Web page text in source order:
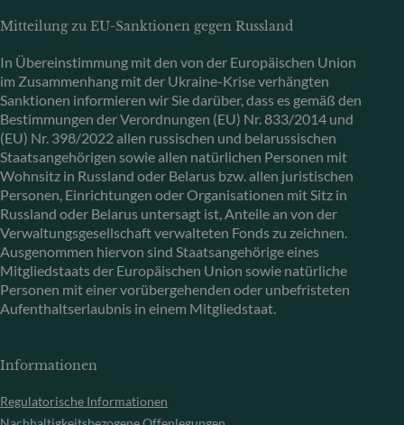
Mitteilung zu EU-Sanktionen gegen Russland
In Übereinstimmung mit den von der Europäischen Union
im Zusammenhang mit der Ukraine-Krise verhängten
Sanktionen informieren wir Sie darüber, dass es gemäß den
Bestimmungen der Verordnungen (EU) Nr. 833/2014 und
(EU) Nr. 398/2022 allen russischen und belarussischen
Staatsangehörigen sowie allen natürlichen Personen mit
Wohnsitz in Russland oder Belarus bzw. allen juristischen
Personen, Einrichtungen oder Organisationen mit Sitz in
Russland oder Belarus untersagt ist, Anteile an von der
Verwaltungsgesellschaft verwalteten Fonds zu zeichnen.
Ausgenommen hiervon sind Staatsangehörige eines
Mitgliedstaats der Europäischen Union sowie natürliche
Personen mit einer vorübergehenden oder unbefristeten
Aufenthaltserlaubnis in einem Mitgliedstaat.
Informationen
Regulatorische Informationen